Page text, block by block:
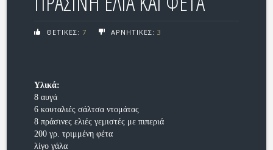
ΘΕΤΙΚΕΣ: 7 ΑΡΝΗΤΙΚΕΣ: 3
Υλικά:
8 αυγά
6 κουταλιές σάλτσα ντομάτας
8 πράσινες ελιές γεμιστές με πιπεριά
200 γρ. τριμμένη φέτα
λίγο γάλα